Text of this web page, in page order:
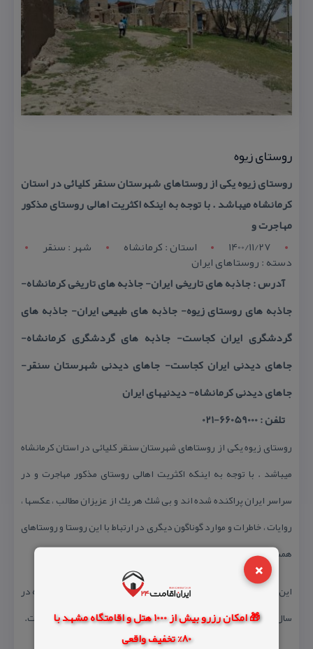
×
🎁 امکان رزرو بیش از 1000 هتل و اقامتگاه مشهد با
80% تخفیف واقعی
روستای زیوه
روستای زیوه یكی از روستاهای شهرستان سنقر كلیائی در استان
كرمانشاه میباشد . با توجه به اینكه اكثریت اهالی روستای مذكور
مهاجرت و
1400/11/27
استان : کرمانشاه شهر : سنقر
دسته : روستاهای ایران
آدرس : جاذبه های تاریخی ایران- جاذبه های تاریخی كرمانشاه-
جاذبه های روستای زیوه- جاذبه های طبیعی ایران- جاذبه های
گردشگری ایران كجاست- جاذبه های گردشگری كرمانشاه-
جاهای دیدنی ایران كجاست- جاهای دیدنی شهرستان سنقر-
جاهای دیدنی كرمانشاه- دیدنیهای ایران
تلفن : 66059000-021
روستای زیوه یكی از روستاهای شهرستان سنقر كلیائی در استان كرمانشاه
میباشد . با توجه به اینكه اكثریت اهالی روستای مذكور مهاجرت و در
سراسر ایران پراكنده شده اند و بی شك هر یك از عزیزان مطالب ، عكسها ،
روایات ، خاطرات و موارد گوناگون دیگری در ارتباط با این روستا و روستاهای
همسایه (عظیم آباد – آقبلاغ – كهتر – ده الیاس و …) در اختیار دارند.
این روستا در بخش پارسینه قرار داشته و بر اساس آخرین سرشماری كه در
سال ۱۳۸۵ صورت گرفت جمعیت آن ۸۴ نفر ( ۱۹ خانوار ) اعلام گریده است.